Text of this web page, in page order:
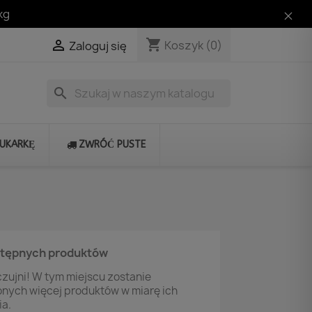
 Zaloguj się shopping_cart Koszyk (0)
search
ZWRÓĆ PUSTE
produktów
W tym miejscu zostanie
więcej produktów w miarę ich